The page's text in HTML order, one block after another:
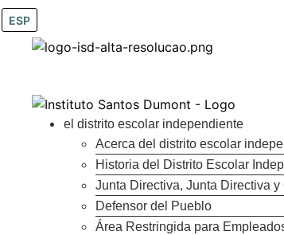
ESP
el distrito escolar independiente
Acerca del distrito escolar
Historia del Distrito Escolar
Junta Directiva, Junta Directiva y
Defensor del Pueblo
Área Restringida para